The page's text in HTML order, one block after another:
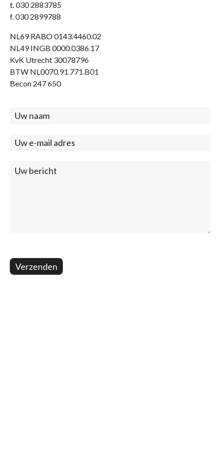
t. 030 2883785
f. 030 2899788
NL69 RABO 0143.4460.02
NL49 INGB 0000.0386.17
KvK Utrecht 30078796
BTW NL0070.91.771.B01
Becon 247 650
Contact
Verzenden